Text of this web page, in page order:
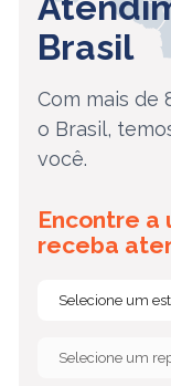
Brasil
Com mais de
o Brasil,
você.
Encontre a
receba